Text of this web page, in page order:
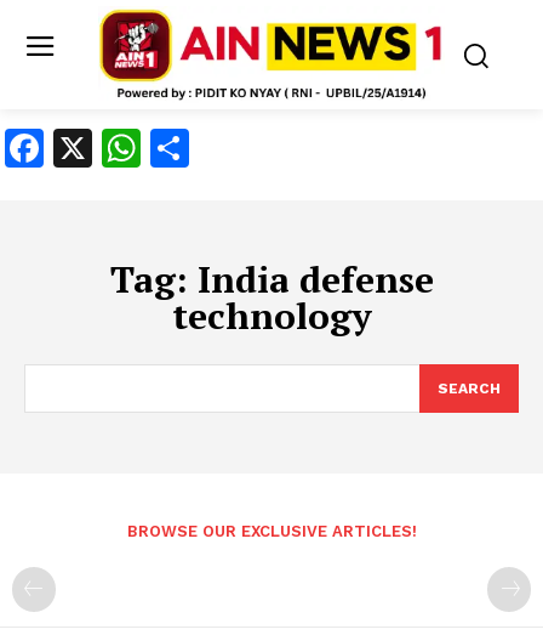
Facebook
X WhatsApp
Tag: India defense
technology
SEARCH
BROWSE OUR EXCLUSIVE ARTICLES!